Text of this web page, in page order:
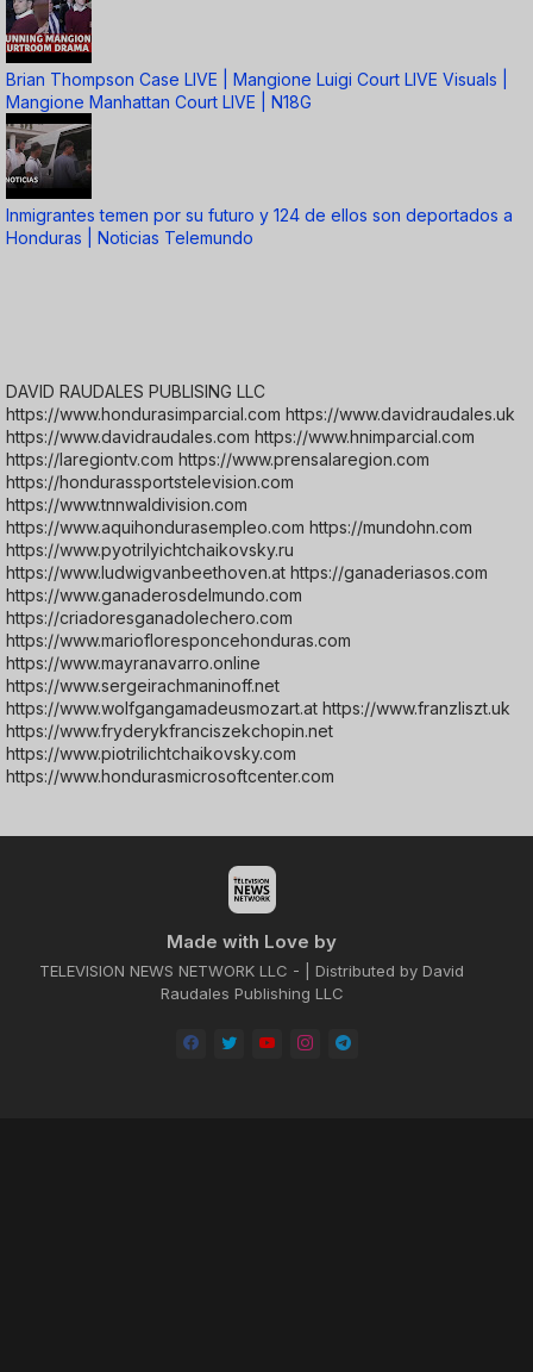
Brian Thompson Case LIVE | Mangione Luigi Court LIVE Visuals |
Mangione Manhattan Court LIVE | N18G
Inmigrantes temen por su futuro y 124 de ellos son deportados a
Honduras | Noticias Telemundo
DAVID RAUDALES PUBLISING LLC
https://www.hondurasimparcial.com https://www.davidraudales.uk
https://www.davidraudales.com https://www.hnimparcial.com
https://laregiontv.com https://www.prensalaregion.com
https://hondurassportstelevision.com
https://www.tnnwaldivision.com
https://www.aquihondurasempleo.com https://mundohn.com
https://www.pyotrilyichtchaikovsky.ru
https://www.ludwigvanbeethoven.at https://ganaderiasos.com
https://www.ganaderosdelmundo.com
https://criadoresganadolechero.com
https://www.mariofloresponcehonduras.com
https://www.mayranavarro.online
https://www.sergeirachmaninoff.net
https://www.wolfgangamadeusmozart.at https://www.franzliszt.uk
https://www.fryderykfranciszekchopin.net
https://www.piotrilichtchaikovsky.com
https://www.hondurasmicrosoftcenter.com
Made with Love by
TELEVISION NEWS NETWORK LLC - | Distributed by David
Raudales Publishing LLC